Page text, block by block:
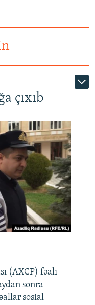
çıxıb
(AXCP) fəalı
sonra
sosial